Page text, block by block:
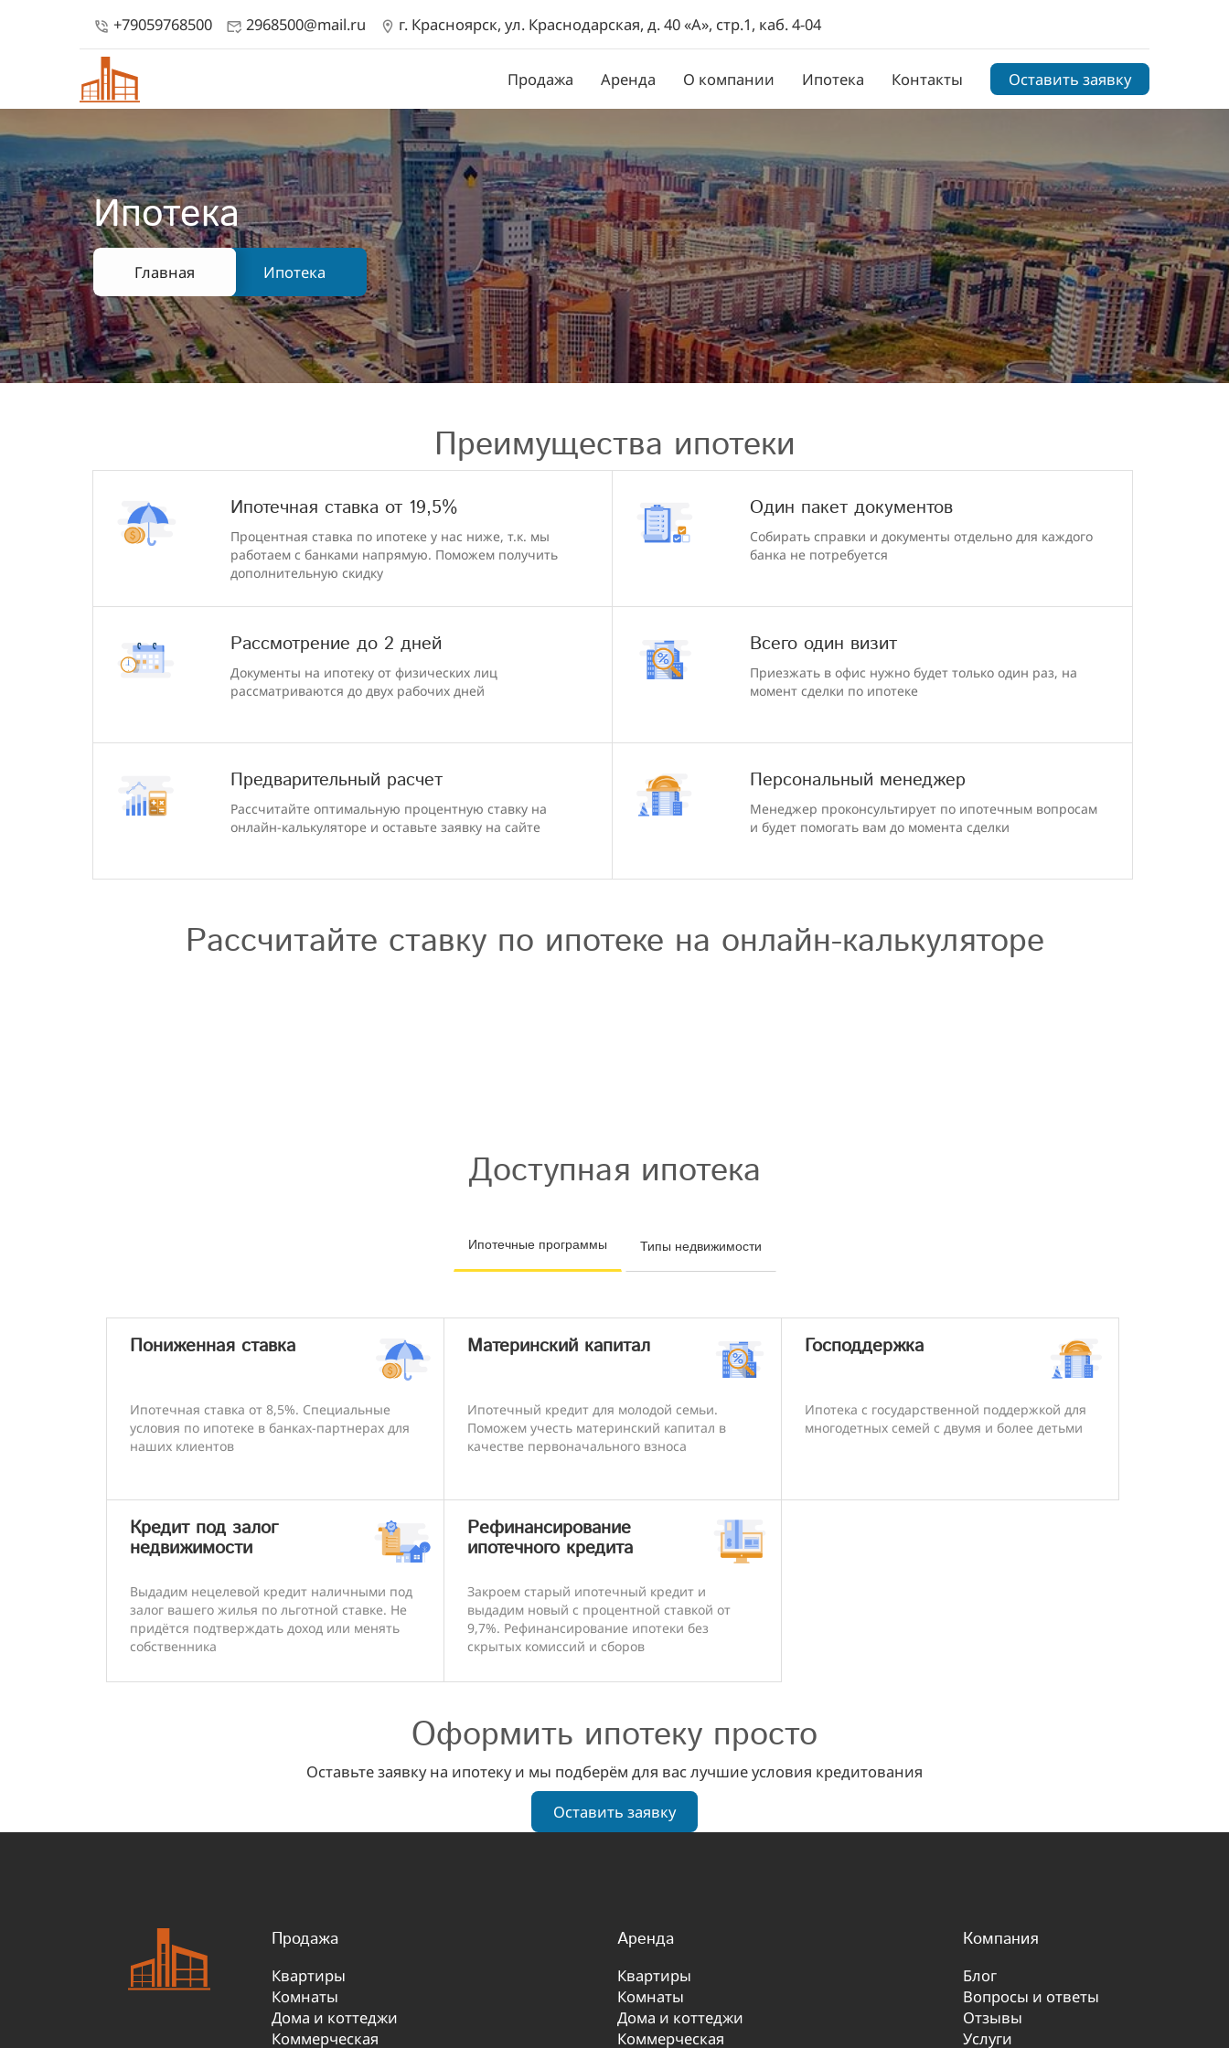
phone_in_talk +79059768500 mark_email_read 2968500@mail.ru location_on г. Красноярск, ул. Краснодарская, д. 40 «А», стр.1, каб. 4-04
Продажа Аренда О компании Ипотека Контакты Оставить заявку
Ипотека
Главная Ипотека
Преимущества ипотеки
Ипотечная ставка от 19,5%
Процентная ставка по ипотеке у нас ниже, т.к. мы
работаем с банками напрямую. Поможем получить
дополнительную скидку
Один пакет документов
Собирать справки и документы отдельно для каждого
банка не потребуется
Рассмотрение до 2 дней
Документы на ипотеку от физических лиц
рассматриваются до двух рабочих дней
Всего один визит
Приезжать в офис нужно будет только один раз, на
момент сделки по ипотеке
Предварительный расчет
Рассчитайте оптимальную процентную ставку на
онлайн-калькуляторе и оставьте заявку на сайте
Персональный менеджер
Менеджер проконсультирует по ипотечным вопросам
и будет помогать вам до момента сделки
Рассчитайте ставку по ипотеке на онлайн-калькуляторе
Доступная ипотека
Ипотечные программы Типы недвижимости
Пониженная ставка
Ипотечная ставка от 8,5%. Специальные
условия по ипотеке в банках-партнерах для
наших клиентов
Материнский капитал
Ипотечный кредит для молодой семьи.
Поможем учесть материнский капитал в
качестве первоначального взноса
Господдержка
Ипотека с государственной поддержкой для
многодетных семей с двумя и более детьми
Кредит под залог
недвижимости
Выдадим нецелевой кредит наличными под
залог вашего жилья по льготной ставке. Не
придётся подтверждать доход или менять
собственника
Рефинансирование
ипотечного кредита
Закроем старый ипотечный кредит и
выдадим новый с процентной ставкой от
9,7%. Рефинансирование ипотеки без
скрытых комиссий и сборов
Оформить ипотеку просто
Оставьте заявку на ипотеку и мы подберём для вас лучшие условия кредитования
Оставить заявку
Продажа
Квартиры
Комнаты
Дома и коттеджи
Коммерческая
Аренда
Квартиры
Комнаты
Дома и коттеджи
Коммерческая
Компания
Блог
Вопросы и ответы
Отзывы
Услуги